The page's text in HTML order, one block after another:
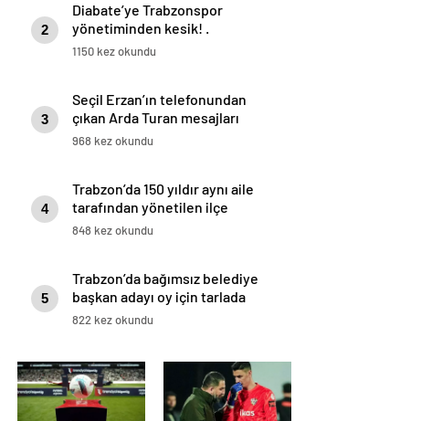
2
Diabate’ye Trabzonspor
yönetiminden kesik! .
1150 kez okundu
3
Seçil Erzan’ın telefonundan
çıkan Arda Turan mesajları
968 kez okundu
4
Trabzon’da 150 yıldır aynı aile
tarafından yönetilen ilçe
görenleri şaşırtıyor
848 kez okundu
5
Trabzon’da bağımsız belediye
başkan adayı oy için tarlada
belleme yapıyor
822 kez okundu